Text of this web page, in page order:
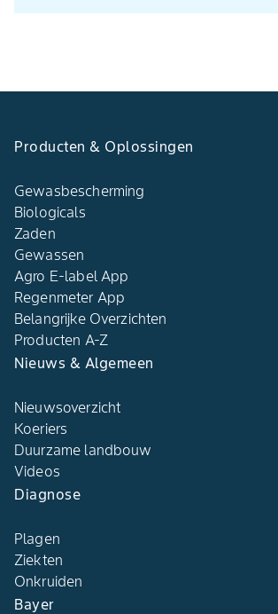
Producten & Oplossingen
Gewasbescherming
Biologicals
Zaden
Gewassen
Agro E-label App
Regenmeter App
Belangrijke Overzichten
Producten A-Z
Nieuws & Algemeen
Nieuwsoverzicht
Koeriers
Duurzame landbouw
Videos
Diagnose
Plagen
Ziekten
Onkruiden
Bayer